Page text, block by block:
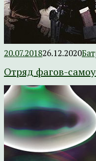
20.07.201826.12.2020
Отряд фагов-